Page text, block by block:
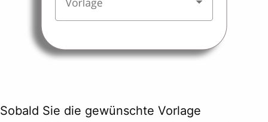
Sobald Sie die gewünschte Vorlage